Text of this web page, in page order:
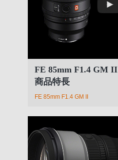
FE 85mm F1.4 GM II
商品特長
FE 85mm F1.4 GM II